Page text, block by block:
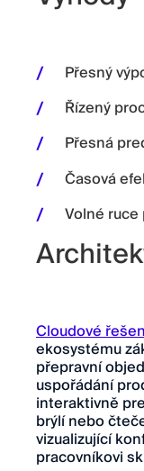
Přesný
Řízený
Přesná
Časová
Volné ruce
Cloudové
ekosystému
přepravní
uspořádání
interaktivně
brýlí nebo
vizualizující
pracovníkovi